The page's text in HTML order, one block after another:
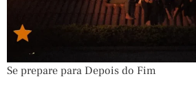
Se prepare para Depois do Fim